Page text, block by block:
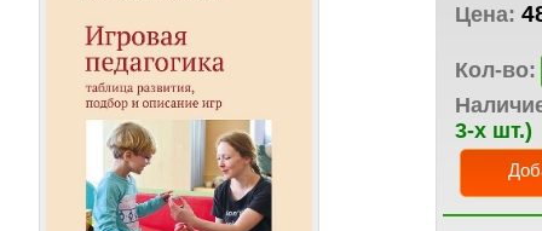
Цена:
Кол-во:
3-х шт.)